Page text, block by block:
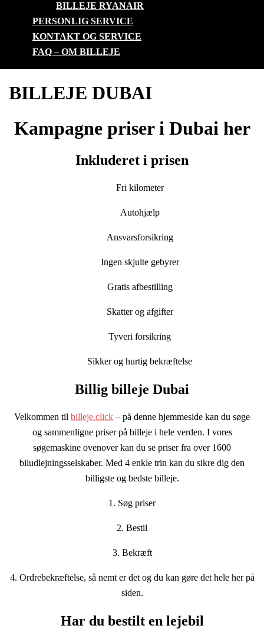
BILLEJE RYANAIR
PERSONLIG SERVICE
KONTAKT OG SERVICE
FAQ – OM BILLEJE
BILLEJE DUBAI
Kampagne priser i Dubai her
Inkluderet i prisen
Fri kilometer
Autohjælp
Ansvarsforsikring
Ingen skjulte gebyrer
Gratis afbestilling
Skatter og afgifter
Tyveri forsikring
Sikker og hurtig bekræftelse
Billig billeje Dubai
Velkommen til billeje.click – på denne hjemmeside kan du søge
og sammenligne priser på billeje i hele verden. I vores
søgemaskine ovenover kan du se priser fra over 1600
biludlejningsselskaber. Med 4 enkle trin kan du sikre dig den
billigste og bedste billeje.
1. Søg priser
2. Bestil
3. Bekræft
4. Ordrebekræftelse, så nemt er det og du kan gøre det hele her på
siden.
Har du bestilt en lejebil